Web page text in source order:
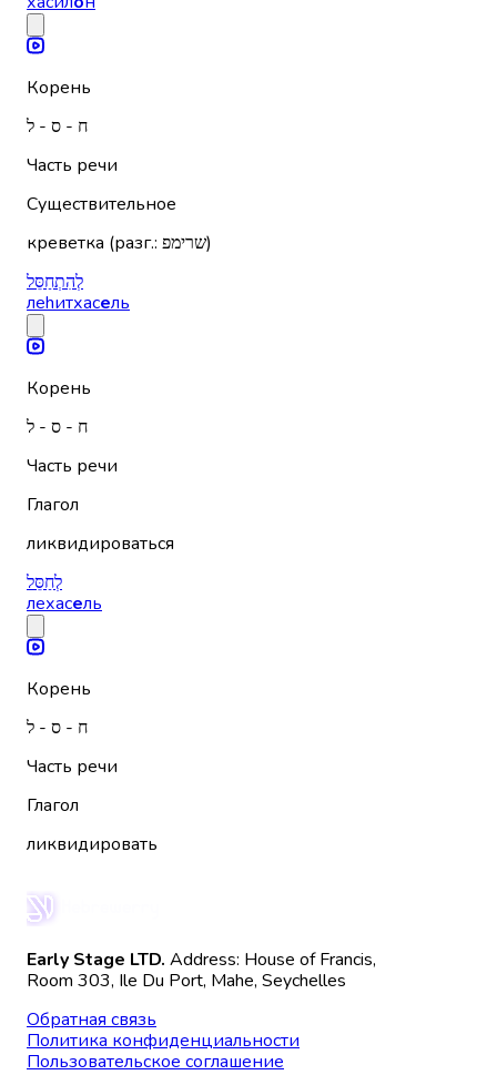
Корень
ח - ס - ל
Часть речи
Существительное
креветка (разг.: שרימפ)
לְהִתְחַסֵּל
леhитхасель
Корень
ח - ס - ל
Часть речи
Глагол
ликвидироваться
לְחַסֵּל
лехасель
Корень
ח - ס - ל
Часть речи
Глагол
ликвидировать
Early Stage LTD. Address: House of Francis,
Room 303, Ile Du Port, Mahe, Seychelles
Обратная связь
Политика конфиденциальности
Пользовательское соглашение